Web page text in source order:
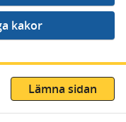
Lämna sidan